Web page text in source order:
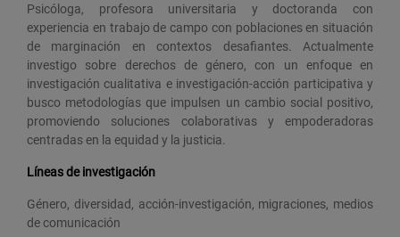
Psicóloga, profesora universitaria y doctoranda con
experiencia en trabajo de campo con poblaciones en situación
de marginación en contextos desafiantes. Actualmente
investigo sobre derechos de género, con un enfoque en
investigación cualitativa e investigación-acción participativa y
busco metodologías que impulsen un cambio social positivo,
promoviendo soluciones colaborativas y empoderadoras
centradas en la equidad y la justicia.
Líneas de investigación
Género, diversidad, acción-investigación, migraciones, medios
de comunicación